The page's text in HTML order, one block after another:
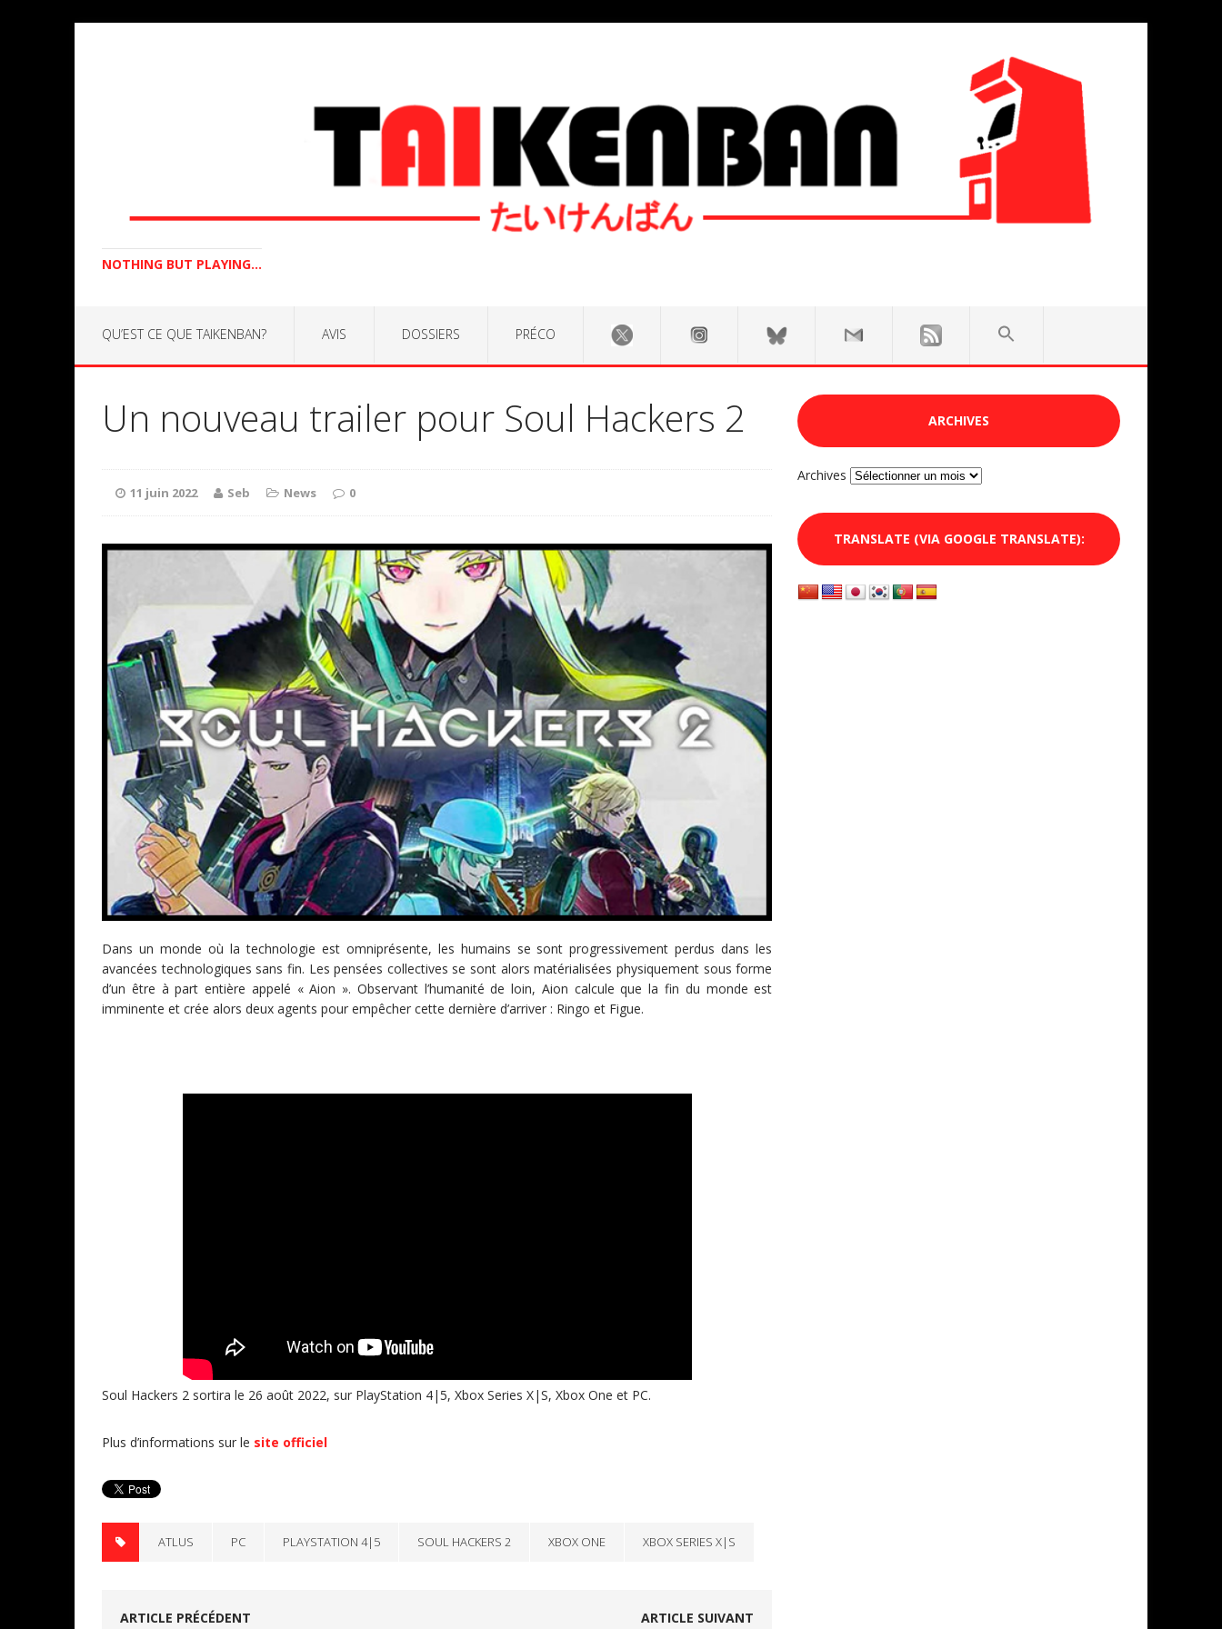
NOTHING BUT PLAYING...
QU’EST CE QUE TAIKENBAN? AVIS DOSSIERS PRÉCO
Un nouveau trailer pour Soul Hackers 2
11 juin 2022 Seb News 0
Dans un monde où la technologie est omniprésente, les humains se sont progressivement perdus dans les
avancées technologiques sans fin. Les pensées collectives se sont alors matérialisées physiquement sous forme
d’un être à part entière appelé « Aion ». Observant l’humanité de loin, Aion calcule que la fin du monde est
imminente et crée alors deux agents pour empêcher cette dernière d’arriver : Ringo et Figue.
Soul Hackers 2 sortira le 26 août 2022, sur PlayStation 4|5, Xbox Series X|S, Xbox One et PC.
Plus d’informations sur le site officiel
ATLUS PC PLAYSTATION 4|5 SOUL HACKERS 2 XBOX ONE XBOX SERIES X|S
ARTICLE PRÉCÉDENT ARTICLE SUIVANT
ARCHIVES
Archives
TRANSLATE (VIA GOOGLE TRANSLATE):